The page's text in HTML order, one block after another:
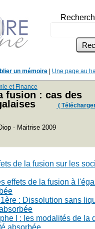
un mémoire Une page au
et Finance
fusion : cas des
(
- Maitrise 2009
de la fusion sur les
effets de la fusion à
: Dissolution sans
I : les modalités de la
absorbée